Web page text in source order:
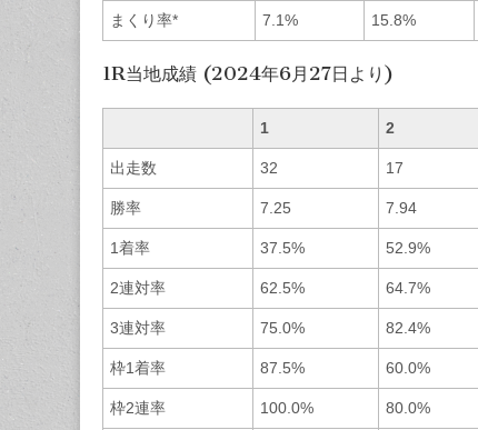
まくり率* 7.1% 15.8%
1R当地成績 (2024年6月27日より)
1 2
出走数 32 17
勝率 7.25 7.94
1着率 37.5% 52.9%
2連対率 62.5% 64.7%
3連対率 75.0% 82.4%
枠1着率 87.5% 60.0%
枠2連率 100.0% 80.0%